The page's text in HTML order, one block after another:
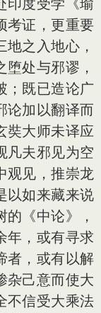
印度受学《瑜
考证，更重要
之入地心，
处与邪谬，
；既已造论广
论加以翻译而
奘大师未译应
凡夫邪见为空
观见，推崇龙
以如来藏来说
《中论》，
年，或有寻求
者，或有以解
杂己意而使大
不信受大乘法